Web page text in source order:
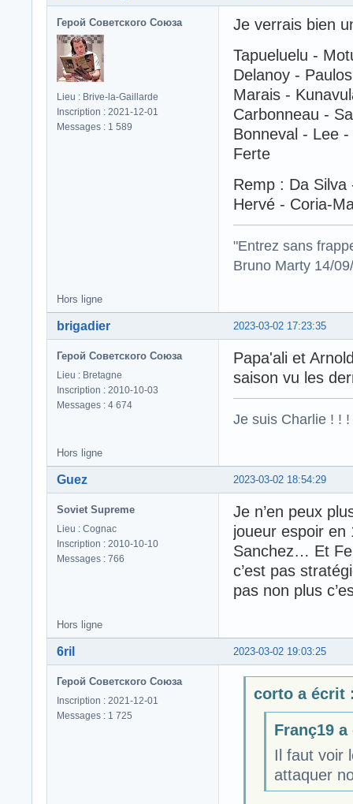
Герой Советского Союза
Lieu : Brive-la-Gaillarde
Inscription : 2021-12-01
Messages : 1 589
Je verrais bien
Tapueluelu -
Delanoy - Paulos
Marais -
Carbonneau -
Bonneval - Lee
Ferte
Remp : Da
Hervé - Coria-
"Entrez sans
Bruno Marty 14/
Hors ligne
2023-03-02 17:23:35
brigadier
Герой Советского Союза
Lieu : Bretagne
Inscription : 2010-10-03
Messages : 4 674
Papa'ali et
saison vu les
Je suis Charlie ! ! !
Hors ligne
2023-03-02 18:54:29
Guez
Soviet Supreme
Lieu : Cognac
Inscription : 2010-10-10
Messages : 766
Je n’en peux
joueur espoir en
Sanchez… Et
c’est pas
pas non plus
Hors ligne
2023-03-02 19:03:25
6ril
Герой Советского Союза
Inscription : 2021-12-01
Messages : 1 725
corto a écrit
Franç19
Il faut voir
attaquer